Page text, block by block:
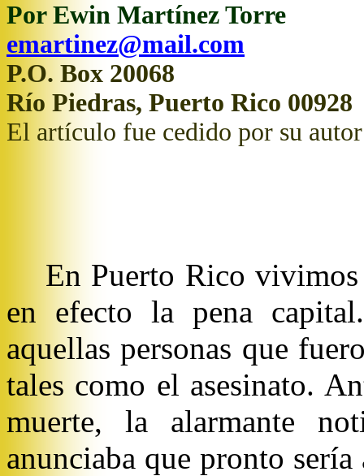
Por Ewin Martínez Torre
emartinez@mail.com
P.O. Box 20068
Río Piedras, Puerto Rico 00928
El artículo fue cedido por su autor
En Puerto Rico vivimos
en efecto la pena
aquellas personas que
tales como el asesinato.
muerte, la alarmante
anunciaba que pronto